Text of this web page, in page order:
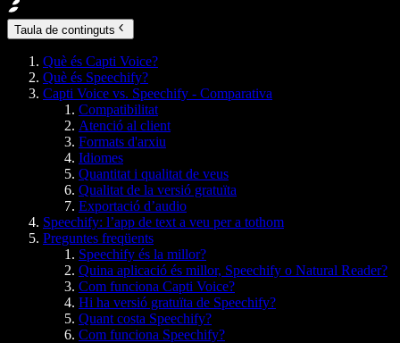
Taula de continguts
Què és Capti Voice?
Què és Speechify?
Capti Voice vs. Speechify - Comparativa
Compatibilitat
Atenció al client
Formats d'arxiu
Idiomes
Quantitat i qualitat de veus
Qualitat de la versió gratuïta
Exportació d’audio
Speechify: l’app de text a veu per a tothom
Preguntes freqüents
Speechify és la millor?
Quina aplicació és millor, Speechify o Natural Reader?
Com funciona Capti Voice?
Hi ha versió gratuïta de Speechify?
Quant costa Speechify?
Com funciona Speechify?